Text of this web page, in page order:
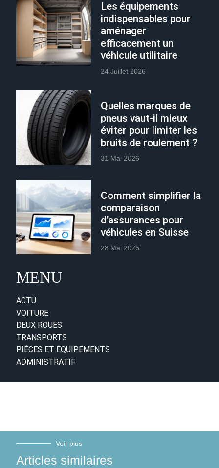
Les équipements
indispensables pour
aménager
efficacement un
véhicule utilitaire
24 Juillet 2026
Quelles marques de
pneus vaut-il mieux
éviter pour limiter les
bruits de roulement ?
31 Mai 2026
Comment simplifier la
comparaison
d’assurances pour
véhicules en Suisse
28 Mai 2026
MENU
ACTU
VOITURE
DEUX ROUES
TRANSPORTS
PIÈCES ET ÉQUIPEMENTS
ADMINISTRATIF
Voir plus
Articles similaires